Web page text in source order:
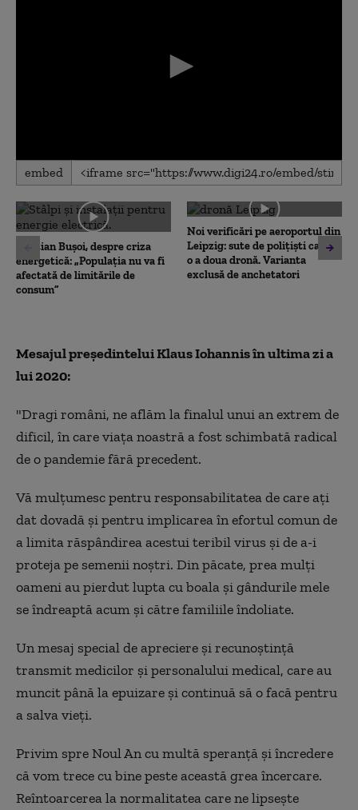
0
seconds
0
seconds
embed
Cristian Bușoi, despre criza
energetică: „Populația nu va fi
afectată de limitările de
consum”
Noi verificări pe aeroportul din
Leipzig: sute de polițiști caută
o a doua dronă. Varianta
exclusă de anchetatori
Mesajul președintelui Klaus Iohannis în ultima zi a
lui 2020:
"Dragi români, ne aflăm la finalul unui an extrem de
dificil, în care viața noastră a fost schimbată radical
de o pandemie fără precedent.
Vă mulțumesc pentru responsabilitatea de care ați
dat dovadă și pentru implicarea în efortul comun de
a limita răspândirea acestui teribil virus și de a-i
proteja pe semenii noștri. Din păcate, prea mulți
oameni au pierdut lupta cu boala și gândurile mele
se îndreaptă acum și către familiile îndoliate.
Un mesaj special de apreciere și recunoștință
transmit medicilor și personalului medical, care au
muncit până la epuizare și continuă să o facă pentru
a salva vieți.
Privim spre Noul An cu multă speranță și încredere
că vom trece cu bine peste această grea încercare.
Reîntoarcerea la normalitatea care ne lipsește